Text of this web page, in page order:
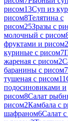
рисом13Суп из
рисом8Телятина с
рисом25Зразы с
молочный с рисом
фруктами и рисом2
куриные с рисом7
жареная с рисом2
баранины с рисом7
тушеная с рисом11
подосиновиками и
рисом8Салат
рисом2Камбала с
шафраном6Салат